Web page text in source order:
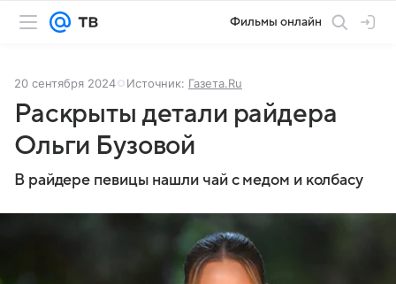
Фильмы онлайн
20 сентября 2024 Источник: Газета.Ru
Раскрыты детали райдера
Ольги Бузовой
В райдере певицы нашли чай с медом и колбасу